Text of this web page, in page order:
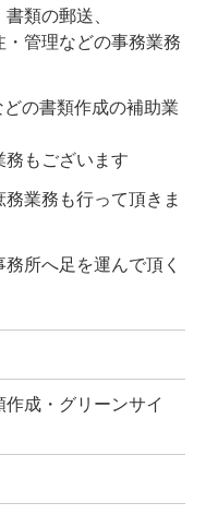
類の郵送、
管理などの事務業務
の書類作成の補助業
もございます
業務も行って頂きま
所へ足を運んで頂く
成・グリーンサイ